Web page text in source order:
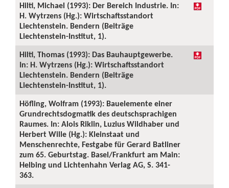
Hilti, Michael (1993): Der Bereich Industrie. In:
H. Wytrzens (Hg.): Wirtschaftsstandort
Liechtenstein. Bendern (Beiträge
Liechtenstein-Institut, 1).
Hilti, Thomas (1993): Das Bauhauptgewerbe.
In: H. Wytrzens (Hg.): Wirtschaftsstandort
Liechtenstein. Bendern (Beiträge
Liechtenstein-Institut, 1).
Höfling, Wolfram (1993): Bauelemente einer
Grundrechtsdogmatik des deutschsprachigen
Raumes. In: Alois Riklin, Luzius Wildhaber und
Herbert Wille (Hg.): Kleinstaat und
Menschenrechte, Festgabe für Gerard Batliner
zum 65. Geburtstag. Basel/Frankfurt am Main:
Helbing und Lichtenhahn Verlag AG, S. 341-
363.